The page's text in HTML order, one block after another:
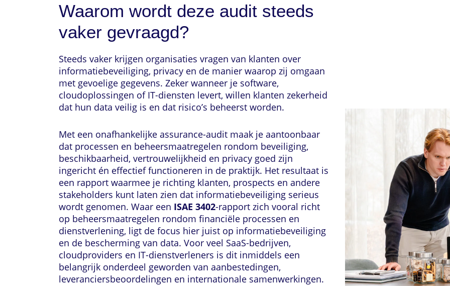
Waarom wordt deze audit steeds
vaker gevraagd?
Steeds vaker krijgen organisaties vragen van klanten over
informatiebeveiliging, privacy en de manier waarop zij omgaan
met gevoelige gegevens. Zeker wanneer je software,
cloudoplossingen of IT-diensten levert, willen klanten zekerheid
dat hun data veilig is en dat risico’s beheerst worden.
Met een onafhankelijke assurance-audit maak je aantoonbaar
dat processen en beheersmaatregelen rondom beveiliging,
beschikbaarheid, vertrouwelijkheid en privacy goed zijn
ingericht én effectief functioneren in de praktijk. Het resultaat is
een rapport waarmee je richting klanten, prospects en andere
stakeholders kunt laten zien dat informatiebeveiliging serieus
wordt genomen. Waar een ISAE 3402-rapport zich vooral richt
op beheersmaatregelen rondom financiële processen en
dienstverlening, ligt de focus hier juist op informatiebeveiliging
en de bescherming van data. Voor veel SaaS-bedrijven,
cloudproviders en IT-dienstverleners is dit inmiddels een
belangrijk onderdeel geworden van aanbestedingen,
leveranciersbeoordelingen en internationale samenwerkingen.